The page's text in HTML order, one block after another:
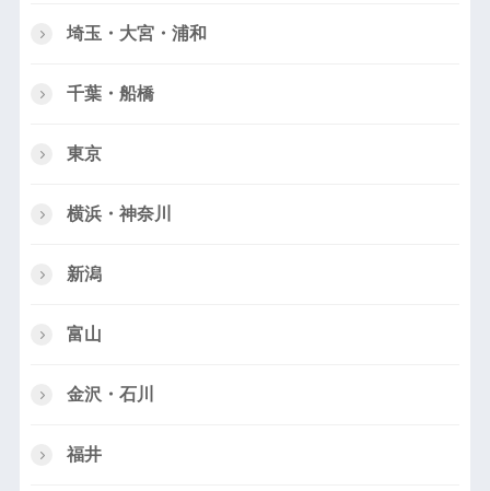
埼玉・大宮・浦和
千葉・船橋
東京
横浜・神奈川
新潟
富山
金沢・石川
福井